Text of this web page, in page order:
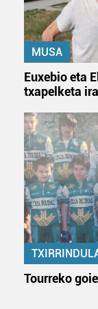
erabiltzeko
irakurri
MUSA
Euxebio eta
txapelketa
Tourreko